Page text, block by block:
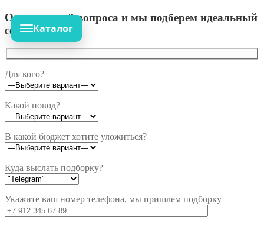
Ответьте на 3 вопроса и мы подберем идеальный
сет!
Для кого?
Какой повод?
В какой бюджет хотите уложиться?
Куда выслать подборку?
Укажите ваш номер телефона, мы пришлем подборку
Каталог